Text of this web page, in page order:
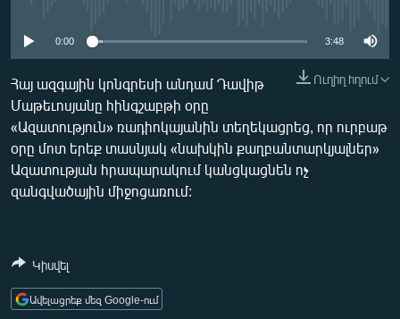
ՂԱՐԱԲԱՂ
ՊԱՏԵՐԱԶՄԻ 6 ՇԱԲԱԹՆԵՐԸ
ՏԱՐԱԾԱՇՐՋԱՆ
ՄԻՋԱԶԳԱՅԻՆ
ՄՇԱԿՈՒՅԹ
ՏՏ ԵՒ ԻՆՏԵՐՆԵՏ
ԿՈՐՈՆԱՎԻՐՈՒՍ
0:00 3:48
Ուղիղ հղում
Հայ ազգային կոնգրեսի անդամ Դավիթ
Մաթեւոսյանը հինգշաբթի օրը
«Ազատություն» ռադիոկայանին տեղեկացրեց, որ ուրբաթ
օրը մոտ երեք տասնյակ «նախկին քաղբանտարկյալներ»
Ազատության հրապարակում կանցկացնեն ոչ
զանգվածային միջոցառում:
Կիսվել
Ավելացրեք մեզ Google-ում